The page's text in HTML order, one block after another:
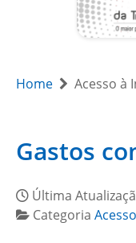
Home Acesso à
Gastos
Última
Categoria